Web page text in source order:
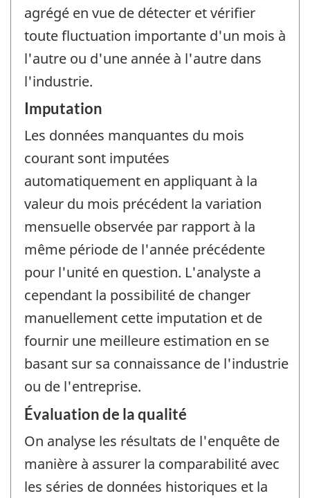
agrégé en vue de détecter et vérifier
toute fluctuation importante d'un mois à
l'autre ou d'une année à l'autre dans
l'industrie.
Imputation
Les données manquantes du mois
courant sont imputées
automatiquement en appliquant à la
valeur du mois précédent la variation
mensuelle observée par rapport à la
même période de l'année précédente
pour l'unité en question. L'analyste a
cependant la possibilité de changer
manuellement cette imputation et de
fournir une meilleure estimation en se
basant sur sa connaissance de l'industrie
ou de l'entreprise.
Évaluation de la qualité
On analyse les résultats de l'enquête de
manière à assurer la comparabilité avec
les séries de données historiques et la